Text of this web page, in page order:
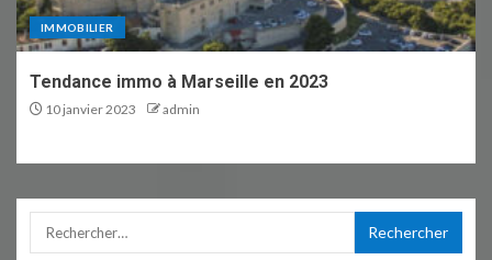
IMMOBILIER
Tendance immo à Marseille en 2023
10 janvier 2023 admin